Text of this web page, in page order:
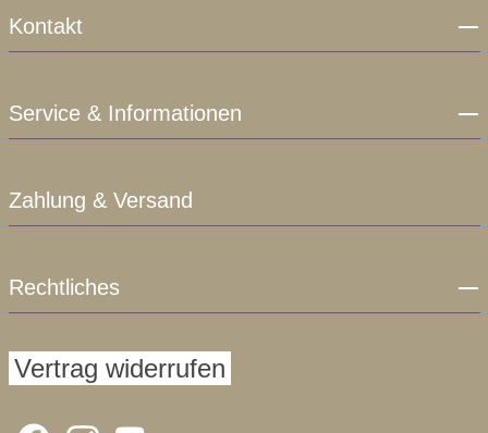
Kontakt
Service & Informationen
Zahlung & Versand
Rechtliches
Vertrag widerrufen